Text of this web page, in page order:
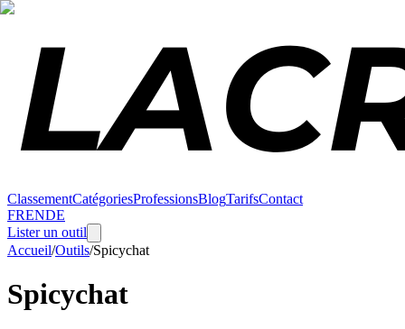
ClassementCatégoriesProfessionsBlogTarifsContact
FRENDE
Lister un outil
Accueil/Outils/Spicychat
Spicychat